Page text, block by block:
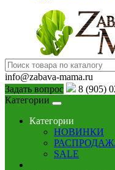
info@zabava-mama.ru
Задать вопрос
8 (905)
Категории
Категории
НОВИНКИ
SALE